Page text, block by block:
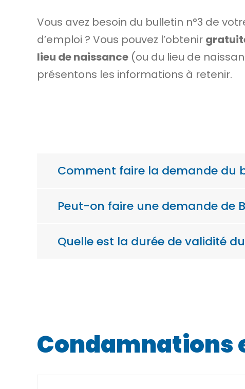
Vous avez besoin du bulletin n°3 de
d’emploi ? Vous pouvez l’obtenir
lieu de naissance (ou du lieu de
présentons les informations à retenir.
Comment faire la demande du
Peut-on faire une demande de
Quelle est la durée de validité
Condamnations